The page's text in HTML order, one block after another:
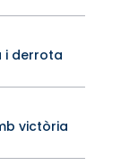
i derrota
victòria